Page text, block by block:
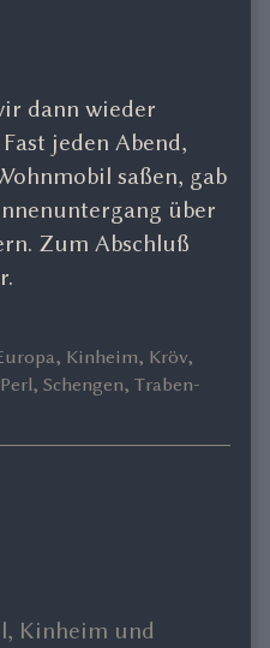
dann wieder
jeden Abend,
saßen, gab
über
Zum Abschluß
, Kinheim, Kröv,
Perl, Schengen, Traben-
Kinheim und